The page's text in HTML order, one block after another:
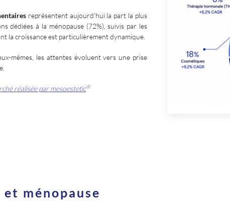
représentent aujourd’hui la part la plus
dédiées à la ménopause (72%), suivis par les
la croissance est particulièrement dynamique.
mêmes, les attentes évoluent vers une prise
réalisée par mesoestetic®
ménopause